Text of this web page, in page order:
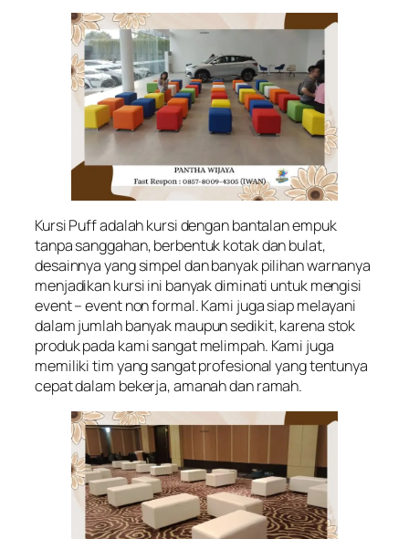
Kursi Puff adalah kursi dengan bantalan empuk
tanpa sanggahan, berbentuk kotak dan bulat,
desainnya yang simpel dan banyak pilihan warnanya
menjadikan kursi ini banyak diminati untuk mengisi
event – event non formal. Kami juga siap melayani
dalam jumlah banyak maupun sedikit, karena stok
produk pada kami sangat melimpah. Kami juga
memiliki tim yang sangat profesional yang tentunya
cepat dalam bekerja, amanah dan ramah.